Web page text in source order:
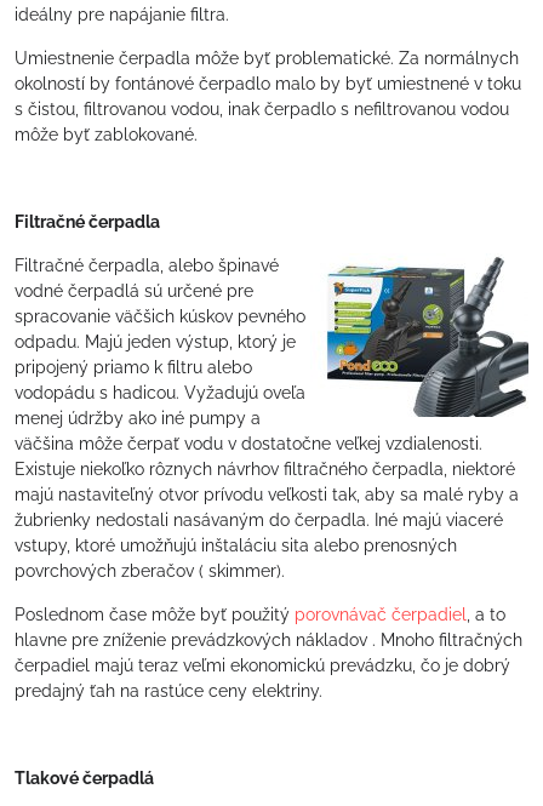
ideálny pre napájanie filtra.
Umiestnenie čerpadla môže byť problematické. Za normálnych
okolností by fontánové čerpadlo malo by byť umiestnené v toku
s čistou, filtrovanou vodou, inak čerpadlo s nefiltrovanou vodou
môže byť zablokované.
Filtračné čerpadla
Filtračné čerpadla, alebo špinavé
vodné čerpadlá sú určené pre
spracovanie väčšich kúskov pevného
odpadu. Majú jeden výstup, ktorý je
pripojený priamo k filtru alebo
vodopádu s hadicou. Vyžadujú oveľa
menej údržby ako iné pumpy a
väčšina môže čerpať vodu v dostatočne veľkej vzdialenosti.
Existuje niekoľko rôznych návrhov filtračného čerpadla, niektoré
majú nastaviteľný otvor prívodu veľkosti tak, aby sa malé ryby a
žubrienky nedostali nasávaným do čerpadla. Iné majú viaceré
vstupy, ktoré umožňujú inštaláciu sita alebo prenosných
povrchových zberačov ( skimmer).
Poslednom čase môže byť použitý porovnávač čerpadiel
, a to
hlavne pre zníženie prevádzkových nákladov . Mnoho filtračných
čerpadiel majú teraz veľmi ekonomickú prevádzku, čo je dobrý
predajný ťah na rastúce ceny elektriny.
Tlakové čerpadlá